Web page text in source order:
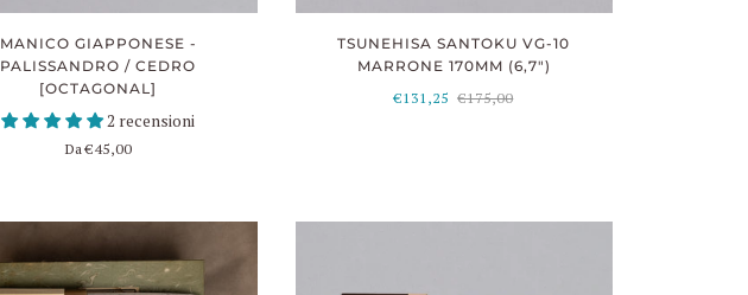
MANICO GIAPPONESE -
PALISSANDRO / CEDRO
[OCTAGONAL]
2 recensioni
Da€45,00
TSUNEHISA SANTOKU VG-10
MARRONE 170MM (6,7")
€131,25 €175,00